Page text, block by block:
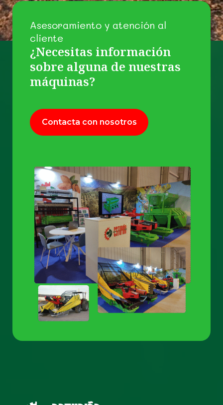
Asesoramiento y atención al
cliente
¿Necesitas información
sobre alguna de nuestras
máquinas?
Contacta con nosotros